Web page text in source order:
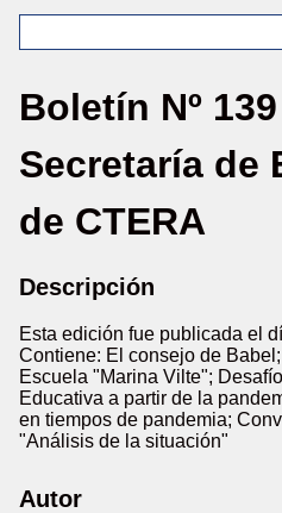
Boletín Nº
Secretaría de
de CTERA
Descripción
Esta edición fue publicada el
Contiene: El consejo de
Escuela "Marina Vilte";
Educativa a partir de la
en tiempos de pandemia;
"Análisis de la situación"
Autor